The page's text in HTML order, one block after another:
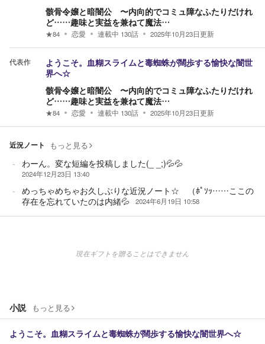
骸骨令嬢と暗闇公 〜内向的でコミュ障なふたりだけれ
ど……趣味と実益を兼ねて魔法…
★84 恋愛 連載中 130話 2025年10月23日更新
代表作
ようこそ。血糊スライムと毒蜘蛛が闊歩する愉快な闇世
界へ☆
骸骨令嬢と暗闇公 〜内向的でコミュ障なふたりだけれ
ど……趣味と実益を兼ねて魔法…
★84 恋愛 連載中 130話 2025年10月23日更新
近況ノート もっと見る
わーん。変な短編を投稿しました(_ _;)💦💦
2024年12月23日 13:40
めっちゃめちゃお久しぶりな近況ノート☆ （ﾎﾟｿｯ……ここの
存在を忘れていたのは内緒💦
2024年6月19日 10:58
現在ギフトを贈ることはできません
小説 もっと見る
ようこそ。血糊スライムと毒蜘蛛が闊歩する愉快な闇世界へ☆